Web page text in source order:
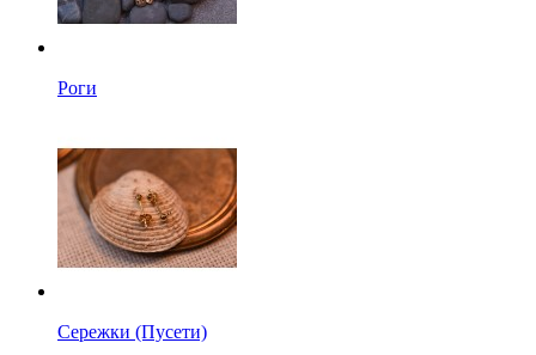
Роги
Сережки (Пусети)